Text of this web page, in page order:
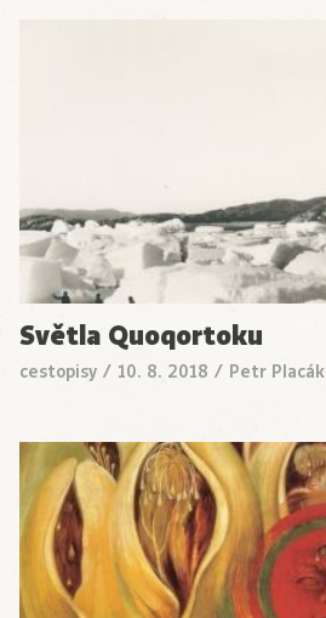
Světla Quoqortoku
cestopisy / 10. 8. 2018 / Petr Placák